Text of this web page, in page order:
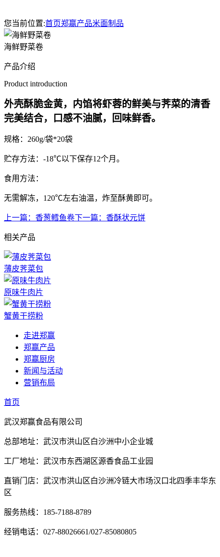
您当前位置:首页郑赢产品米面制品
海鲜野菜卷
产品介绍
Product introduction
外壳酥脆金黄，内馅将虾蓉的鲜美与荠菜的清香
完美结合，口感不油腻，回味鲜香。
规格：260g/袋*20袋
贮存方法：-18℃以下保存12个月。
食用方法：
无需解冻，120℃左右油温，炸至酥黄即可。
上一篇： 香葱鳕鱼卷下一篇： 香酥状元饼
相关产品
薄皮荠菜包
原味牛肉片
蟹黄干捞粉
走进郑赢
郑赢产品
郑赢厨房
新闻与活动
营销布局
首页
武汉郑赢食品有限公司
总部地址：武汉市洪山区白沙洲中小企业城
工厂地址：武汉市东西湖区源香食品工业园
直销门店：武汉市洪山区白沙洲冷链大市场汉口北四季丰华东
区
服务热线：185-7188-8789
经销电话：027-88026661/027-85080805